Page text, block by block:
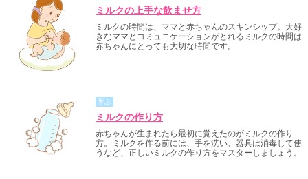
ミルクの上手な飲ませ方
ミルクの時間は、ママと赤ちゃんのスキンシップ。大好
きなママとコミュニケーションがとれるミルクの時間は
赤ちゃんにとっても大切な時間です。
学ぶ
ミルクの作り方
赤ちゃんが生まれたら最初に覚えたのがミルクの作り
方。ミルクを作る前には、手を洗い、器具は消毒して使
うなど、正しいミルクの作り方をマスターしましょう。